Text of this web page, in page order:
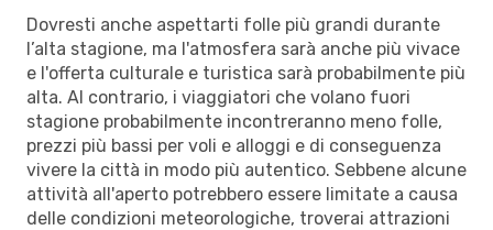
Dovresti anche aspettarti folle più grandi durante
l’alta stagione, ma l'atmosfera sarà anche più vivace
e l'offerta culturale e turistica sarà probabilmente più
alta. Al contrario, i viaggiatori che volano fuori
stagione probabilmente incontreranno meno folle,
prezzi più bassi per voli e alloggi e di conseguenza
vivere la città in modo più autentico. Sebbene alcune
attività all'aperto potrebbero essere limitate a causa
delle condizioni meteorologiche, troverai attrazioni